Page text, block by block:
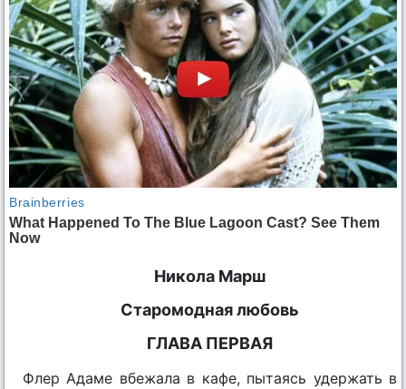
Никола Марш
Старомодная любовь
ГЛАВА ПЕРВАЯ
Флер Адаме вбежала в кафе, пытаясь удержать в